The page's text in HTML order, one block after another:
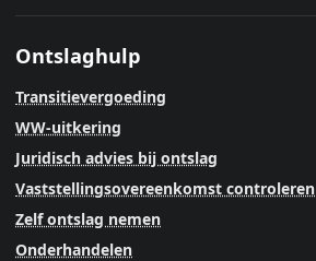
Ontslaghulp
Transitievergoeding
WW-uitkering
Juridisch advies bij ontslag
Vaststellingsovereenkomst controleren
Zelf ontslag nemen
Onderhandelen